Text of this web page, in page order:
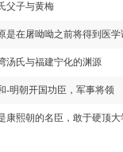
父子与黄梅
是在屠呦呦之前将得到医学
汤氏与福建宁化的渊源
-明朝开国功臣，军事将领
康熙朝的名臣，敢于硬顶